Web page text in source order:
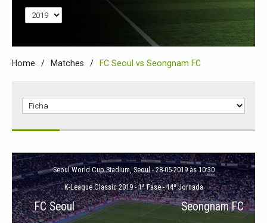
Home Matches FC Seoul vs Seongnam FC
Seoul World Cup Stadium, Seoul - 28-05-2019 às 10:30
K-League Classic 2019-1ª Fase - 14ª Jornada
FC Seoul Seongnam FC